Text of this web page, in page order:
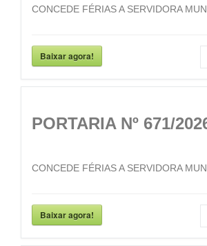
CONCEDE FÉRIAS A SERVIDORA
Baixar agora!
PORTARIA Nº 671/
CONCEDE FÉRIAS A SERVIDORA
Baixar agora!